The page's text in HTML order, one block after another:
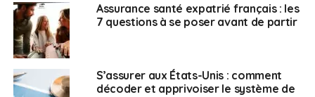
L’accès à la nature pour chacun de ces pays est facile
et permet de profiter de nombreuses activités en
montagne (pistes de ski et randonnées), aux plages,
aux ports de pêche, aux îles… Le patrimoine historique
scandinave, l’architecture moderne des grandes villes
Assurance santé expatrié français : les
7 questions à se poser avant de partir
S’assurer aux États-Unis : comment
décoder et apprivoiser le système de